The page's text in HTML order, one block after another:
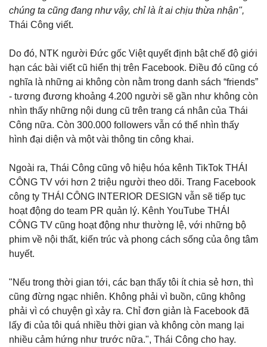
chúng ta cũng đang như vậy, chỉ là ít ai chịu thừa nhận",
Thái Công viết.
Do đó, NTK người Đức gốc Việt quyết định bật chế độ giới
hạn các bài viết cũ hiển thị trên Facebook. Điều đó cũng có
nghĩa là những ai không còn nằm trong danh sách “friends”
- tương đương khoảng 4.200 người sẽ gần như không còn
nhìn thấy những nội dung cũ trên trang cá nhân của Thái
Công nữa. Còn 300.000 followers vẫn có thể nhìn thấy
hình đại diện và một vài thông tin công khai.
Ngoài ra, Thái Công cũng vô hiệu hóa kênh TikTok THÁI
CÔNG TV với hơn 2 triệu người theo dõi. Trang Facebook
công ty THÁI CÔNG INTERIOR DESIGN vẫn sẽ tiếp tục
hoạt động do team PR quản lý. Kênh YouTube THÁI
CÔNG TV cũng hoạt động như thường lệ, với những bộ
phim về nội thất, kiến trúc và phong cách sống của ông tâm
huyết.
"Nếu trong thời gian tới, các bạn thấy tôi ít chia sẻ hơn, thì
cũng đừng ngạc nhiên. Không phải vì buồn, cũng không
phải vì có chuyện gì xảy ra. Chỉ đơn giản là Facebook đã
lấy đi của tôi quá nhiều thời gian và không còn mang lại
nhiều cảm hứng như trước nữa.", Thái Công cho hay.